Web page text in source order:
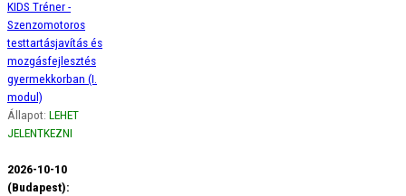
KIDS Tréner -
Szenzomotoros
testtartásjavítás és
mozgásfejlesztés
gyermekkorban (I.
modul)
Állapot: LEHET
JELENTKEZNI
2026-10-10
(Budapest):